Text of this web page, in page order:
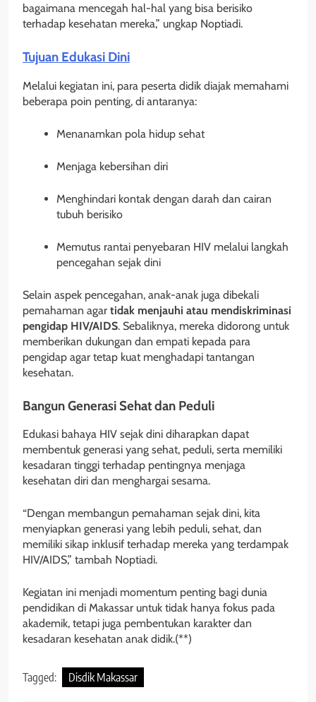
bagaimana mencegah hal-hal yang bisa berisiko
terhadap kesehatan mereka,” ungkap Noptiadi.
Tujuan Edukasi Dini
Melalui kegiatan ini, para peserta didik diajak memahami
beberapa poin penting, di antaranya:
Menanamkan pola hidup sehat
Menjaga kebersihan diri
Menghindari kontak dengan darah dan cairan
tubuh berisiko
Memutus rantai penyebaran HIV melalui langkah
pencegahan sejak dini
Selain aspek pencegahan, anak-anak juga dibekali
pemahaman agar tidak menjauhi atau mendiskriminasi
pengidap HIV/AIDS. Sebaliknya, mereka didorong untuk
memberikan dukungan dan empati kepada para
pengidap agar tetap kuat menghadapi tantangan
kesehatan.
Bangun Generasi Sehat dan Peduli
Edukasi bahaya HIV sejak dini diharapkan dapat
membentuk generasi yang sehat, peduli, serta memiliki
kesadaran tinggi terhadap pentingnya menjaga
kesehatan diri dan menghargai sesama.
“Dengan membangun pemahaman sejak dini, kita
menyiapkan generasi yang lebih peduli, sehat, dan
memiliki sikap inklusif terhadap mereka yang terdampak
HIV/AIDS,” tambah Noptiadi.
Kegiatan ini menjadi momentum penting bagi dunia
pendidikan di Makassar untuk tidak hanya fokus pada
akademik, tetapi juga pembentukan karakter dan
kesadaran kesehatan anak didik.(**)
Tagged: Disdik Makassar